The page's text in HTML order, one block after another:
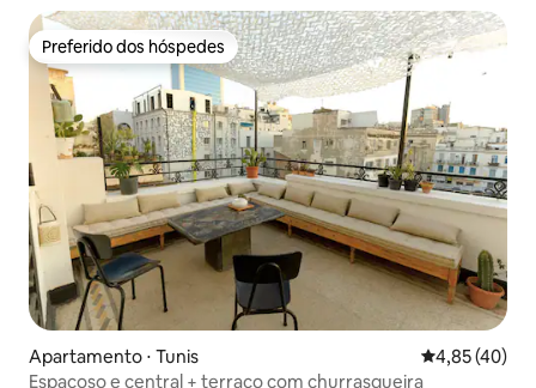
Preferido dos hóspedes
Preferido dos hóspedes
Apartamento ⋅ Tunis 4,85 de uma
4,85 (40)
Espaçoso e central + terraço com churrasqueira